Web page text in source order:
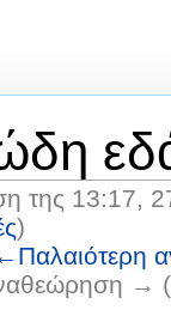
της 13:17,
)
→